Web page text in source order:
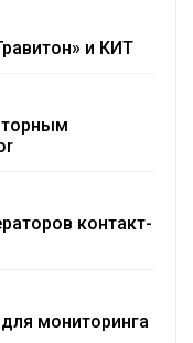
и КИТ
контакт-
мониторинга